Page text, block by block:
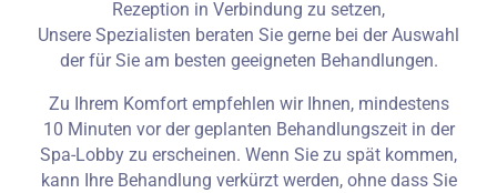
Rezeption in Verbindung zu setzen,
Unsere Spezialisten beraten Sie gerne bei der Auswahl
der für Sie am besten geeigneten Behandlungen.
Zu Ihrem Komfort empfehlen wir Ihnen, mindestens
10 Minuten vor der geplanten Behandlungszeit in der
Spa-Lobby zu erscheinen. Wenn Sie zu spät kommen,
kann Ihre Behandlung verkürzt werden, ohne dass Sie